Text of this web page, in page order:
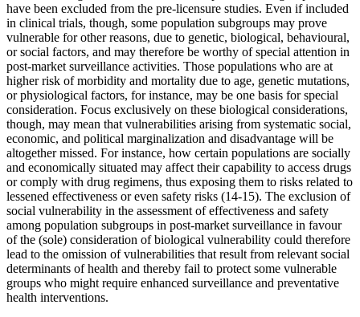
have been excluded from the pre-licensure studies. Even if included
in clinical trials, though, some population subgroups may prove
vulnerable for other reasons, due to genetic, biological, behavioural,
or social factors, and may therefore be worthy of special attention in
post-market surveillance activities. Those populations who are at
higher risk of morbidity and mortality due to age, genetic mutations,
or physiological factors, for instance, may be one basis for special
consideration. Focus exclusively on these biological considerations,
though, may mean that vulnerabilities arising from systematic social,
economic, and political marginalization and disadvantage will be
altogether missed. For instance, how certain populations are socially
and economically situated may affect their capability to access drugs
or comply with drug regimens, thus exposing them to risks related to
lessened effectiveness or even safety risks (14-15). The exclusion of
social vulnerability in the assessment of effectiveness and safety
among population subgroups in post-market surveillance in favour
of the (sole) consideration of biological vulnerability could therefore
lead to the omission of vulnerabilities that result from relevant social
determinants of health and thereby fail to protect some vulnerable
groups who might require enhanced surveillance and preventative
health interventions.